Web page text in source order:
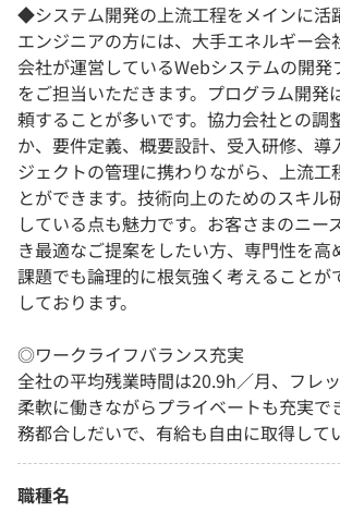
◆システム開発の上流工程をメインに活
エンジニアの方には、大手エネルギー会
会社が運営しているWebシステムの開発
をご担当いただきます。プログラム開発
頼することが多いです。協力会社との調
か、要件定義、概要設計、受入研修、導
ジェクトの管理に携わりながら、上流工
とができます。技術向上のためのスキル
している点も魅力です。お客さまのニー
き最適なご提案をしたい方、専門性を高
課題でも論理的に根気強く考えることが
しております。
◎ワークライフバランス充実
全社の平均残業時間は20.9h／月、フレッ
柔軟に働きながらプライベートも充実で
務都合しだいで、有給も自由に取得して
職種名